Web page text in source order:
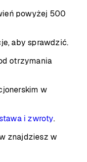
powyżej 500
aby sprawdzić.
otrzymania
w
i zwroty.
znajdziesz w